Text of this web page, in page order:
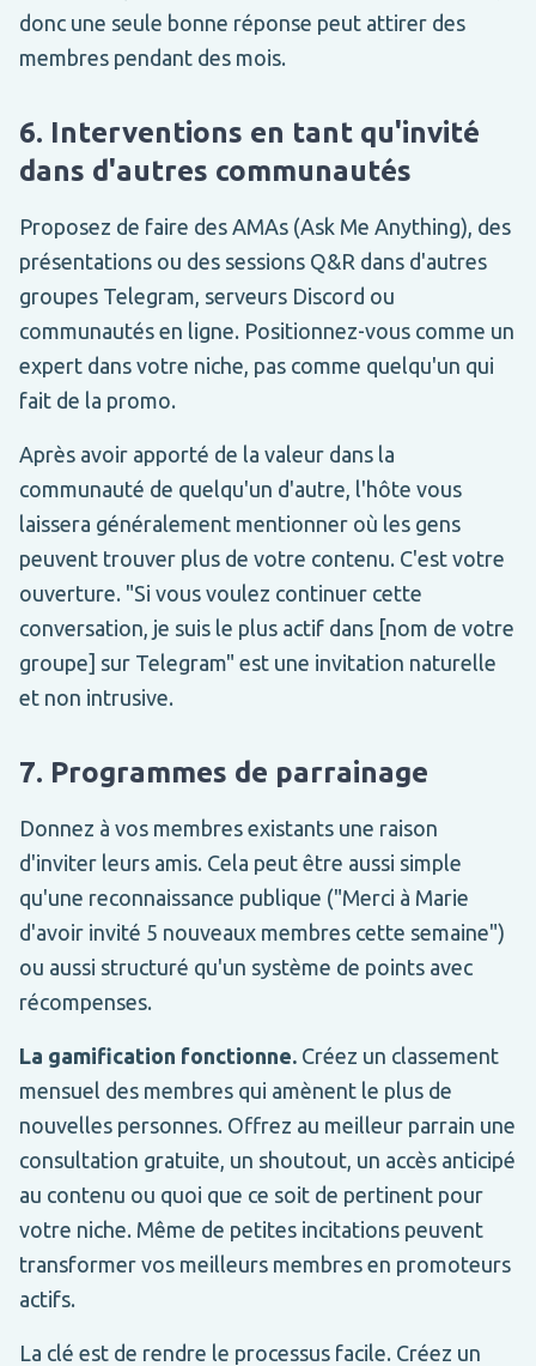
donc une seule bonne réponse peut attirer des
membres pendant des mois.
6. Interventions en tant qu'invité
dans d'autres communautés
Proposez de faire des AMAs (Ask Me Anything), des
présentations ou des sessions Q&R dans d'autres
groupes Telegram, serveurs Discord ou
communautés en ligne. Positionnez-vous comme un
expert dans votre niche, pas comme quelqu'un qui
fait de la promo.
Après avoir apporté de la valeur dans la
communauté de quelqu'un d'autre, l'hôte vous
laissera généralement mentionner où les gens
peuvent trouver plus de votre contenu. C'est votre
ouverture. "Si vous voulez continuer cette
conversation, je suis le plus actif dans [nom de votre
groupe] sur Telegram" est une invitation naturelle
et non intrusive.
7. Programmes de parrainage
Donnez à vos membres existants une raison
d'inviter leurs amis. Cela peut être aussi simple
qu'une reconnaissance publique ("Merci à Marie
d'avoir invité 5 nouveaux membres cette semaine")
ou aussi structuré qu'un système de points avec
récompenses.
La gamification fonctionne. Créez un classement
mensuel des membres qui amènent le plus de
nouvelles personnes. Offrez au meilleur parrain une
consultation gratuite, un shoutout, un accès anticipé
au contenu ou quoi que ce soit de pertinent pour
votre niche. Même de petites incitations peuvent
transformer vos meilleurs membres en promoteurs
actifs.
La clé est de rendre le processus facile. Créez un